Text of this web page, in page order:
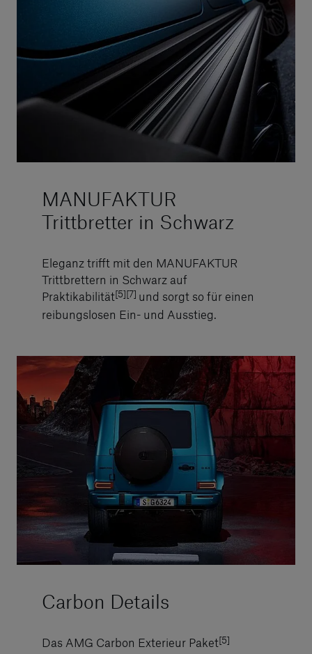
MANUFAKTUR
Trittbretter in Schwarz
Eleganz trifft mit den MANUFAKTUR
Trittbrettern in Schwarz auf
Praktikabilität[5][7] und sorgt so für einen
reibungslosen Ein- und Ausstieg.
Carbon Details
Das AMG Carbon Exterieur Paket[5]